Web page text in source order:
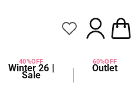
40%OFF
Winter 26 |
Sale
60%OFF
Outlet
FAZER
LOGIN